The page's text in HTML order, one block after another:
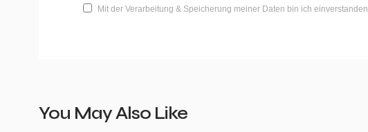
Mit der Verarbeitung & Speicherung meiner Daten bin ich einverstanden
You May Also Like